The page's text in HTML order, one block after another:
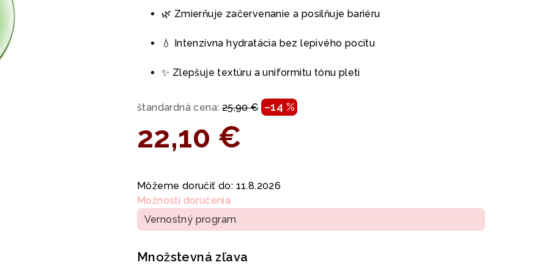
hviezdičiek.
🌿 Zmierňuje začervenanie a posilňuje bariéru
💧 Intenzívna hydratácia bez lepivého pocitu
✨ Zlepšuje textúru a uniformitu tónu pleti
štandardná cena: 25,90 € –14 %
22,10 €
cena:
Môžeme doručiť do: 11.8.2026
Možnosti doručenia
Vernostný program
Množstevná zľava